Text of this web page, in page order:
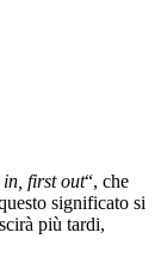
in, first out“, che
significato si
più tardi,